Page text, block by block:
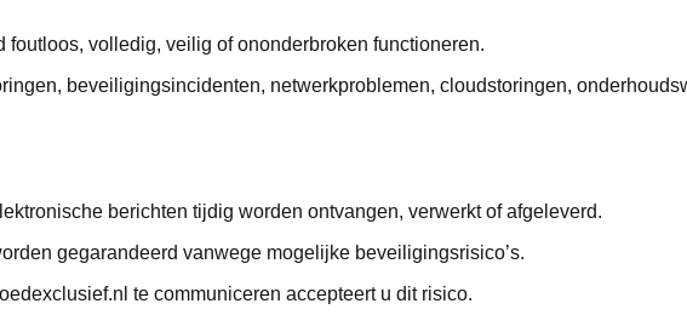
volledig, veilig of ononderbroken functioneren.
beveiligingsincidenten, netwerkproblemen, cloudstoringen,
berichten tijdig worden ontvangen, verwerkt of afgeleverd.
gegarandeerd vanwege mogelijke beveiligingsrisico’s.
te communiceren accepteert u dit risico.